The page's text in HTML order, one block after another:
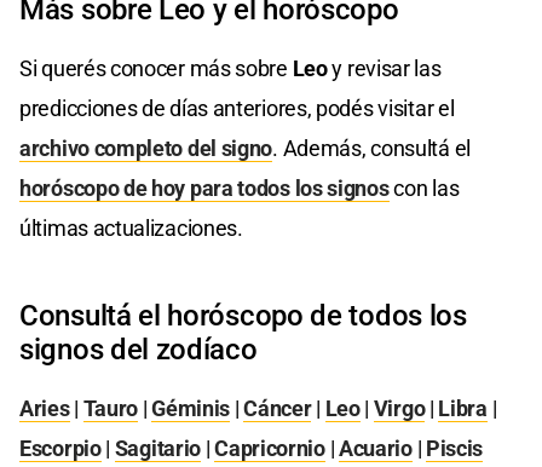
Más sobre Leo y el horóscopo
Si querés conocer más sobre Leoy revisar las
predicciones de días anteriores, podés visitar el
archivo completo del signo. Además, consultá el
horóscopo de hoy para todos los signoscon las
últimas actualizaciones.
Consultá el horóscopo de todos los
signos del zodíaco
Aries| Tauro |Géminis |Cáncer| Leo| Virgo| Libra |
Escorpio| Sagitario |Capricornio|Acuario| Piscis